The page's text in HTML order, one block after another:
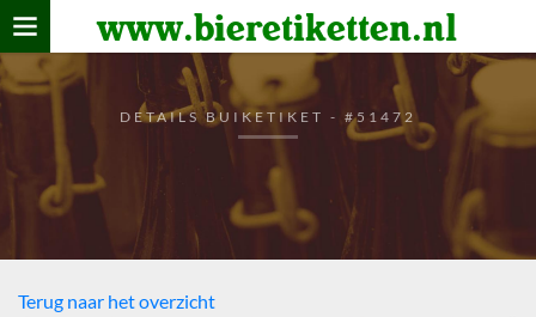
www.bieretiketten.nl
Home
verzamelen
De bierkaart
Bezoekers
DETAILS BUIKETIKET - #51472
Terug naar het overzicht